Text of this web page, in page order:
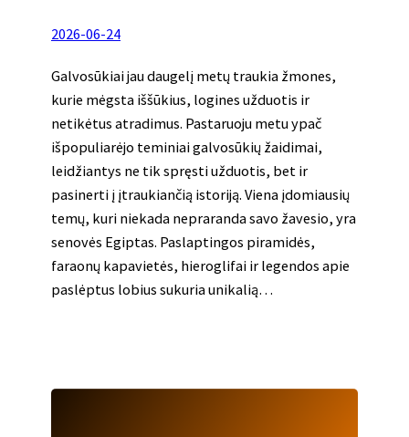
2026-06-24
Galvosūkiai jau daugelį metų traukia žmones,
kurie mėgsta iššūkius, logines užduotis ir
netikėtus atradimus. Pastaruoju metu ypač
išpopuliarėjo teminiai galvosūkių žaidimai,
leidžiantys ne tik spręsti užduotis, bet ir
pasinerti į įtraukiančią istoriją. Viena įdomiausių
temų, kuri niekada nepraranda savo žavesio, yra
senovės Egiptas. Paslaptingos piramidės,
faraonų kapavietės, hieroglifai ir legendos apie
paslėptus lobius sukuria unikalią…